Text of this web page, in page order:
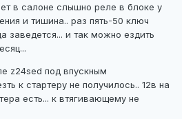
в салоне слышно реле в блоке у
и тишина.. раз пять-50 ключ
заведется... и так можно ездить
z24sed под впускным
к стартеру не получилось.. 12в на
есть... к втягивающему не